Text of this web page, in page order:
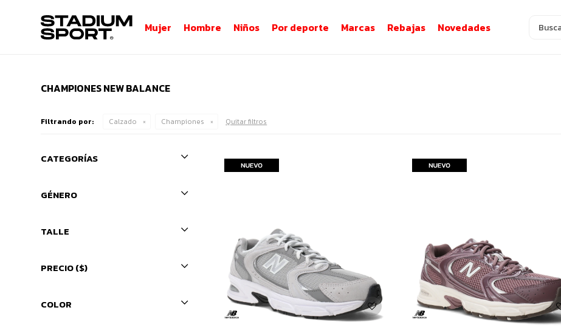
Mujer Hombre Niños Por deporte Marcas Rebajas Novedades
CHAMPIONES NEW BALANCE
Filtrando por: Calzado Championes Quitar filtros
CATEGORÍAS
GÉNERO
TALLE
PRECIO($)
COLOR